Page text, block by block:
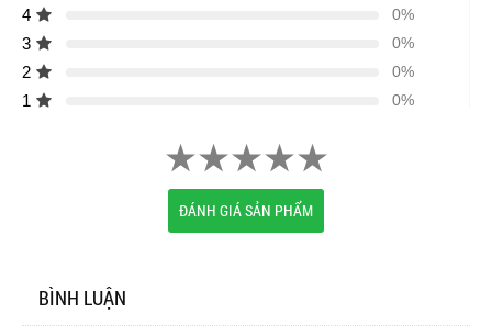
4 0%
3 0%
2 0%
1 0%
ĐÁNH GIÁ SẢN PHẨM
BÌNH LUẬN